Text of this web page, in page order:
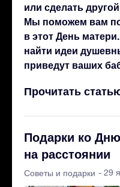
или сделать
Мы поможем вам
в этот День
найти идеи
приведут ваших
Прочитать
Подарки ко
на расстоянии
Советы и подарки - 29